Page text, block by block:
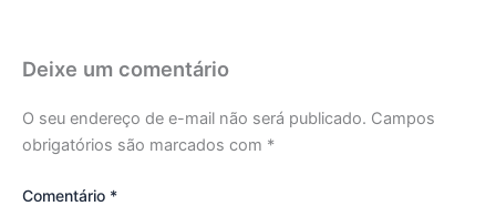
Deixe um comentário
O seu endereço de e-mail não será publicado. Campos
obrigatórios são marcados com *
Comentário *